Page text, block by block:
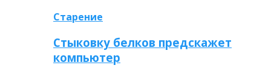
Старение
Стыковку белков предскажет
компьютер